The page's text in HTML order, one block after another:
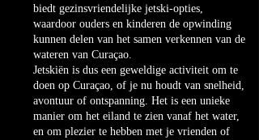
biedt gezinsvriendelijke jetski-opties,
waardoor ouders en kinderen de opwinding
kunnen delen van het samen verkennen van de
wateren van Curaçao.
Jetskiën is dus een geweldige activiteit om te
doen op Curaçao, of je nu houdt van snelheid,
avontuur of ontspanning. Het is een unieke
manier om het eiland te zien vanaf het water,
en om plezier te hebben met je vrienden of